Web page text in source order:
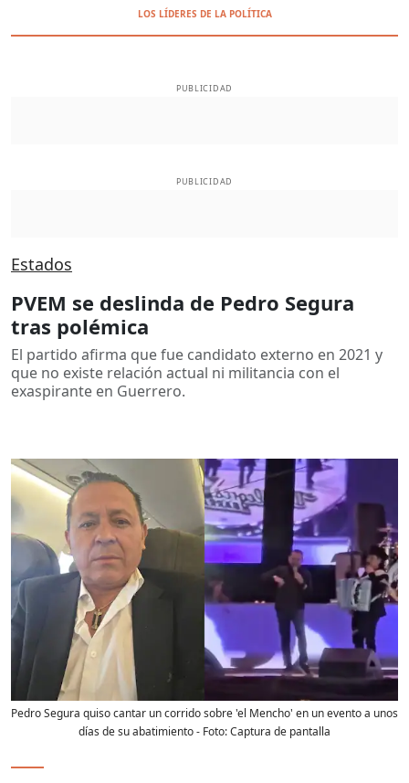
LOS LÍDERES DE LA POLÍTICA
PUBLICIDAD
PUBLICIDAD
Estados
PVEM se deslinda de Pedro Segura
tras polémica
El partido afirma que fue candidato externo en 2021 y
que no existe relación actual ni militancia con el
exaspirante en Guerrero.
Pedro Segura quiso cantar un corrido sobre 'el Mencho' en un evento a unos
días de su abatimiento- Foto:Captura de pantalla